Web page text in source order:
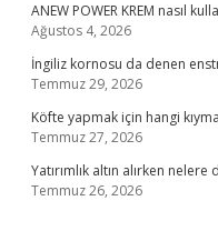
ANEW POWER KREM nasıl
Ağustos 4, 2026
İngiliz kornosu da denen
Temmuz 29, 2026
Köfte yapmak için hangi
Temmuz 27, 2026
Yatırımlık altın alırken
Temmuz 26, 2026